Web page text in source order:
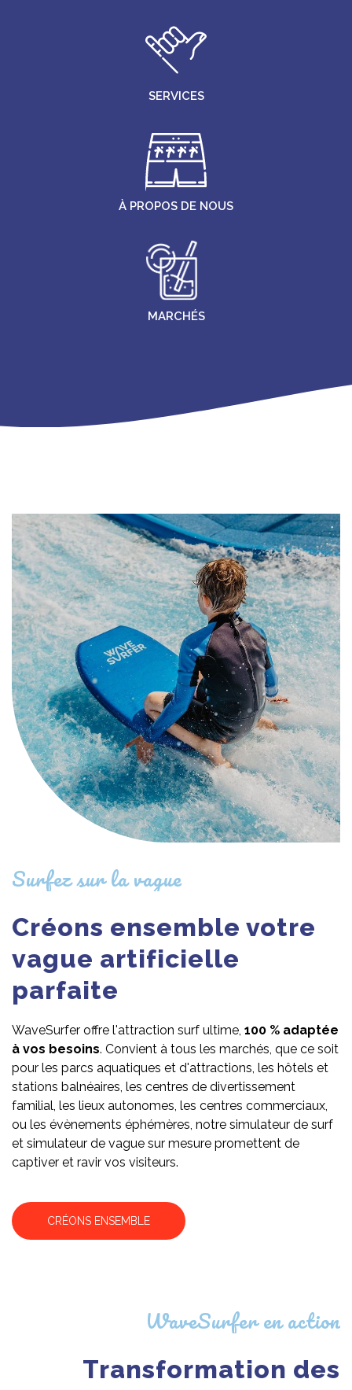
SERVICES
À PROPOS DE NOUS
MARCHÉS
Surfez sur la vague
Créons ensemble votre
vague artificielle
parfaite
WaveSurfer offre l'attraction surf ultime, 100 % adaptée
à vos besoins. Convient à tous les marchés, que ce soit
pour les parcs aquatiques et d'attractions, les hôtels et
stations balnéaires, les centres de divertissement
familial, les lieux autonomes, les centres commerciaux,
ou les évènements éphémères, notre simulateur de surf
et simulateur de vague sur mesure promettent de
captiver et ravir vos visiteurs.
CRÉONS ENSEMBLE
WaveSurfer en action
Transformation des